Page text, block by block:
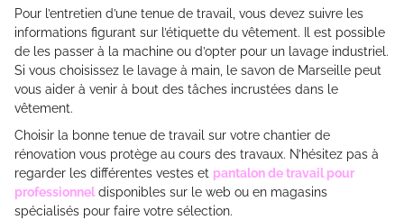
Pour l’entretien d’une tenue de travail, vous devez suivre les
informations figurant sur l’étiquette du vêtement. Il est possible
de les passer à la machine ou d’opter pour un lavage industriel.
Si vous choisissez le lavage à main, le savon de Marseille peut
vous aider à venir à bout des tâches incrustées dans le
vêtement.
Choisir la bonne tenue de travail sur votre chantier de
rénovation vous protège au cours des travaux. N’hésitez pas à
regarder les différentes vestes et pantalon de travail pour
professionneldisponibles sur le web ou en magasins
spécialisés pour faire votre sélection.